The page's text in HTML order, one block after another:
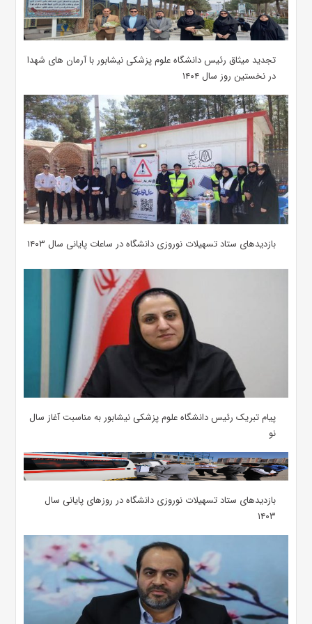
تجدید میثاق رئیس دانشگاه علوم پزشکی نیشابور با آرمان های شهدا
در نخستین روز سال ۱۴۰۴
بازدیدهای ستاد تسهیلات نوروزی دانشگاه در ساعات پایانی سال ۱۴۰۳
پیام تبریک رئیس دانشگاه علوم پزشکی نیشابور به مناسبت آغاز سال
نو
بازدیدهای ستاد تسهیلات نوروزی دانشگاه در روزهای پایانی سال
۱۴۰۳